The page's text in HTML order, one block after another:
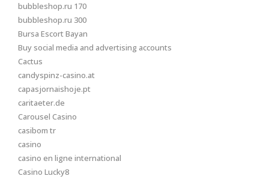
bubbleshop.ru 170
bubbleshop.ru 300
Bursa Escort Bayan
Buy social media and advertising accounts
Cactus
candyspinz-casino.at
capasjornaishoje.pt
caritaeter.de
Carousel Casino
casibom tr
casino
casino en ligne international
Casino Lucky8